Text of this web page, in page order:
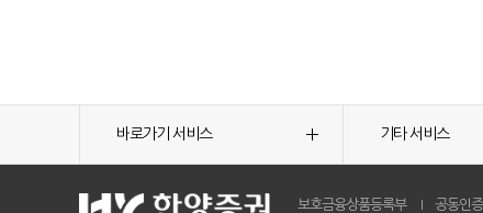
바로가기 서비스 기타 서비스
보호금융상품등록부 공동인